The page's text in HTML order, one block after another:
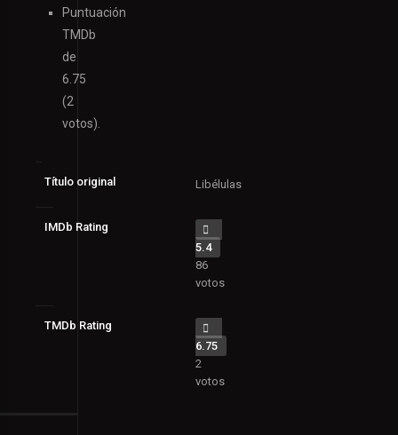
Puntuación
TMDb
de
6.75
(2
votos).
Título original Libélulas
IMDb Rating
5.4
86
votos
TMDb Rating
6.75
2
votos